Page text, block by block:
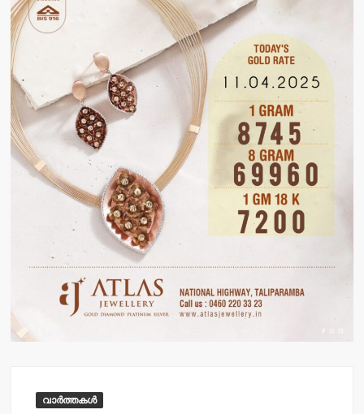
വാർത്തകൾ